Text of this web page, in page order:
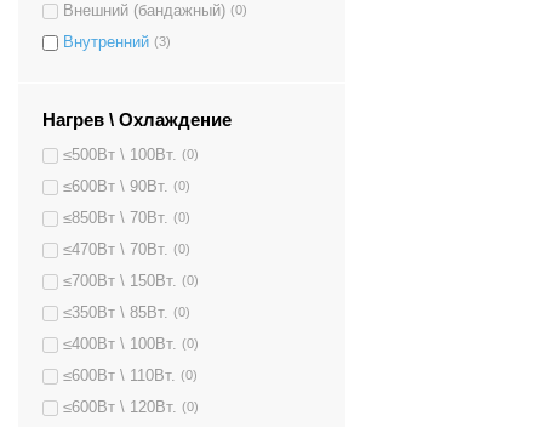
Внешний (бандажный) (0)
Внутренний (3)
Нагрев \ Охлаждение
≤500Вт \ 100Вт. (0)
≤600Вт \ 90Вт. (0)
≤850Вт \ 70Вт. (0)
≤470Вт \ 70Вт. (0)
≤700Вт \ 150Вт. (0)
≤350Вт \ 85Вт. (0)
≤400Вт \ 100Вт. (0)
≤600Вт \ 110Вт. (0)
≤600Вт \ 120Вт. (0)